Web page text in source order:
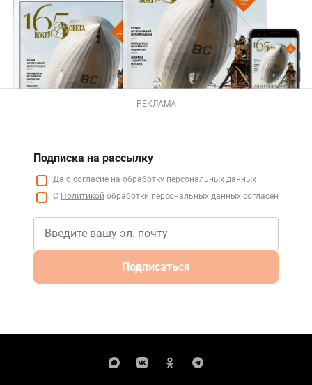
РЕКЛАМА
Подписка на рассылку
Даю согласие на обработку персональных данных
С Политикой обработки персональных данных согласен
Подписаться